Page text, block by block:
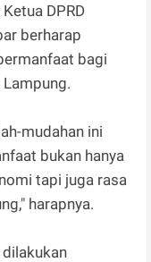
DPRD
berharap
bagi
mudahan ini
bukan hanya
tapi juga rasa
harapnya.